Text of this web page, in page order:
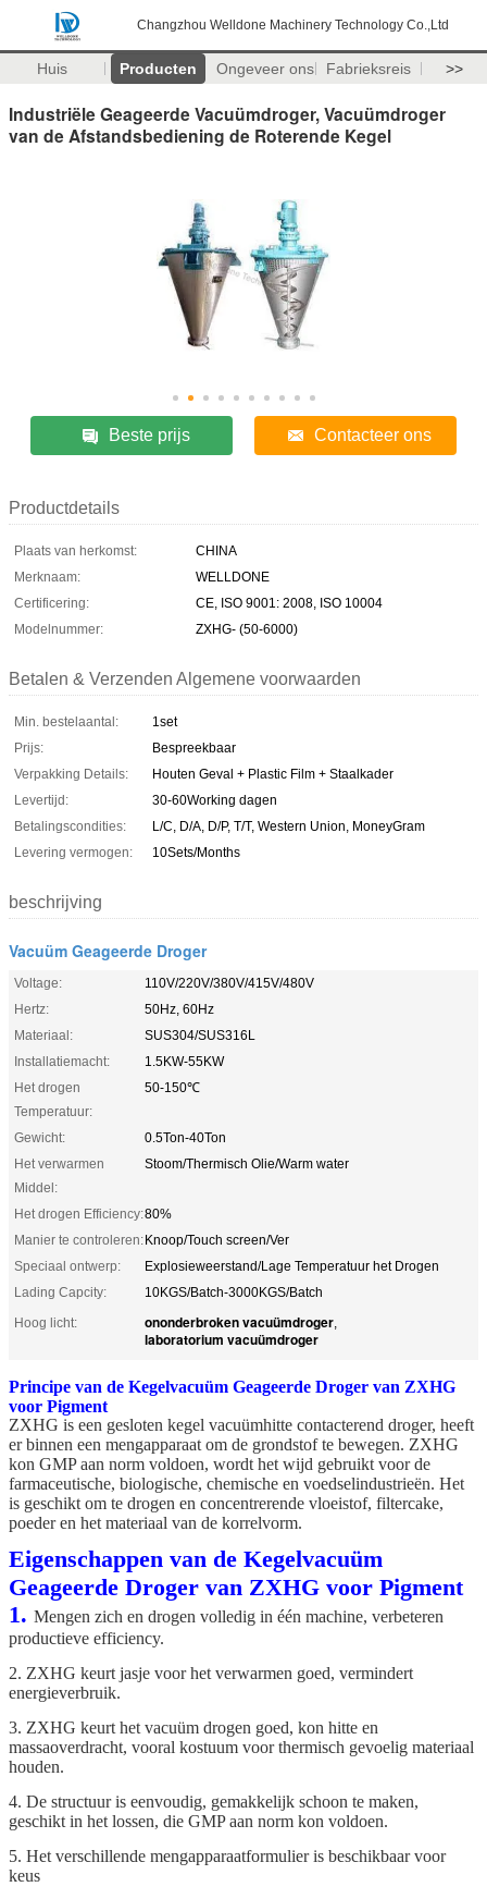
Changzhou Welldone Machinery Technology Co.,Ltd
Huis Producten Ongeveer ons Fabrieksreis >>
Industriële Geageerde Vacuümdroger, Vacuümdroger
van de Afstandsbediening de Roterende Kegel
Beste prijs Contacteer ons
Productdetails
Plaats van herkomst:
CHINA
Merknaam:
WELLDONE
Certificering:
CE, ISO 9001: 2008, ISO 10004
Modelnummer:
ZXHG- (50-6000)
Betalen & Verzenden Algemene voorwaarden
Min. bestelaantal:
1set
Prijs:
Bespreekbaar
Verpakking Details:
Houten Geval + Plastic Film + Staalkader
Levertijd:
30-60Working dagen
Betalingscondities:
L/C, D/A, D/P, T/T, Western Union, MoneyGram
Levering vermogen:
10Sets/Months
beschrijving
Vacuüm Geageerde Droger
Voltage:
110V/220V/380V/415V/480V
Hertz:
50Hz, 60Hz
Materiaal:
SUS304/SUS316L
Installatiemacht:
1.5KW-55KW
Het drogen
Temperatuur:
50-150℃
Gewicht:
0.5Ton-40Ton
Het verwarmen
Middel:
Stoom/Thermisch Olie/Warm water
Het drogen Efficiency:80%
Manier te controleren:Knoop/Touch screen/Ver
Speciaal ontwerp:
Explosieweerstand/Lage Temperatuur het Drogen
Lading Capcity:
10KGS/Batch-3000KGS/Batch
Hoog licht:
ononderbroken vacuümdroger,
laboratorium vacuümdroger
Principe van de Kegelvacuüm Geageerde Droger van ZXHG
voor Pigment
ZXHG is een gesloten kegel vacuümhitte contacterend droger, heeft
er binnen een mengapparaat om de grondstof te bewegen. ZXHG
kon GMP aan norm voldoen, wordt het wijd gebruikt voor de
farmaceutische, biologische, chemische en voedselindustrieën. Het
is geschikt om te drogen en concentrerende vloeistof, filtercake,
poeder en het materiaal van de korrelvorm.
Eigenschappen van de Kegelvacuüm
Geageerde Droger van ZXHG voor Pigment
1. Mengen zich en drogen volledig in één machine, verbeteren
productieve efficiency.
2. ZXHG keurt jasje voor het verwarmen goed, vermindert
energieverbruik.
3. ZXHG keurt het vacuüm drogen goed, kon hitte en
massaoverdracht, vooral kostuum voor thermisch gevoelig materiaal
houden.
4. De structuur is eenvoudig, gemakkelijk schoon te maken,
geschikt in het lossen, die GMP aan norm kon voldoen.
5. Het verschillende mengapparaatformulier is beschikbaar voor
keus